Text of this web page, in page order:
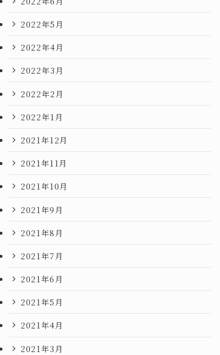
2022年5月
2022年4月
2022年3月
2022年2月
2022年1月
2021年12月
2021年11月
2021年10月
2021年9月
2021年8月
2021年7月
2021年6月
2021年5月
2021年4月
2021年3月